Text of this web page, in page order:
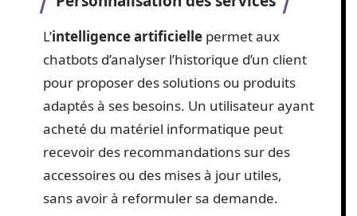
L’intelligence artificielle permet aux
chatbots d’analyser l’historique d’un client
pour proposer des solutions ou produits
adaptés à ses besoins. Un utilisateur ayant
acheté du matériel informatique peut
recevoir des recommandations sur des
accessoires ou des mises à jour utiles,
sans avoir à reformuler sa demande.